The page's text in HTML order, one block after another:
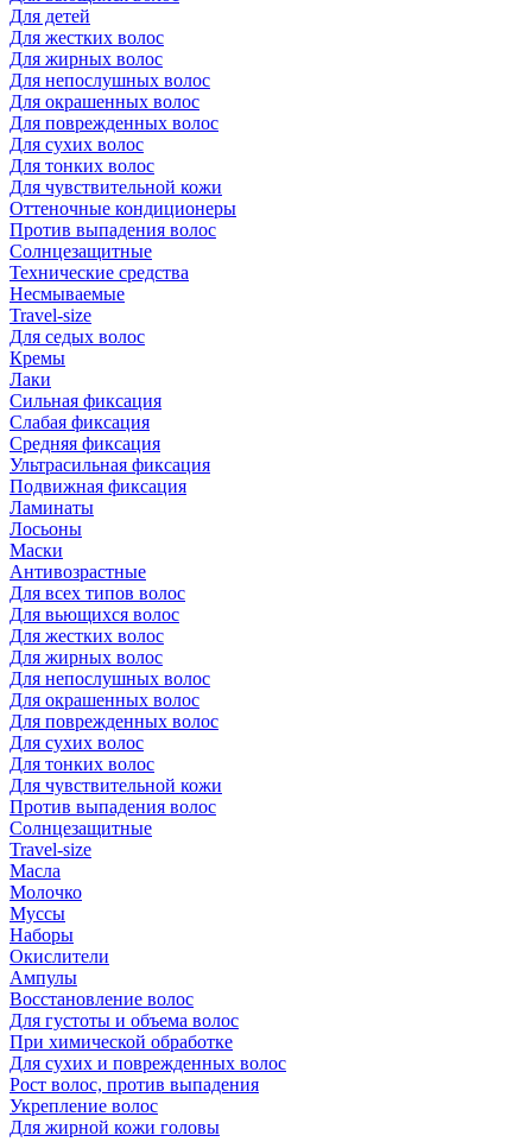
Для детей
Для жестких волос
Для жирных волос
Для непослушных волос
Для окрашенных волос
Для поврежденных волос
Для сухих волос
Для тонких волос
Для чувствительной кожи
Оттеночные кондиционеры
Против выпадения волос
Солнцезащитные
Технические средства
Несмываемые
Travel-size
Для седых волос
Кремы
Лаки
Сильная фиксация
Слабая фиксация
Средняя фиксация
Ультрасильная фиксация
Подвижная фиксация
Ламинаты
Лосьоны
Маски
Антивозрастные
Для всех типов волос
Для вьющихся волос
Для жестких волос
Для жирных волос
Для непослушных волос
Для окрашенных волос
Для поврежденных волос
Для сухих волос
Для тонких волос
Для чувствительной кожи
Против выпадения волос
Солнцезащитные
Travel-size
Масла
Молочко
Муссы
Наборы
Окислители
Ампулы
Восстановление волос
Для густоты и объема волос
При химической обработке
Для сухих и поврежденных волос
Рост волос, против выпадения
Укрепление волос
Для жирной кожи головы